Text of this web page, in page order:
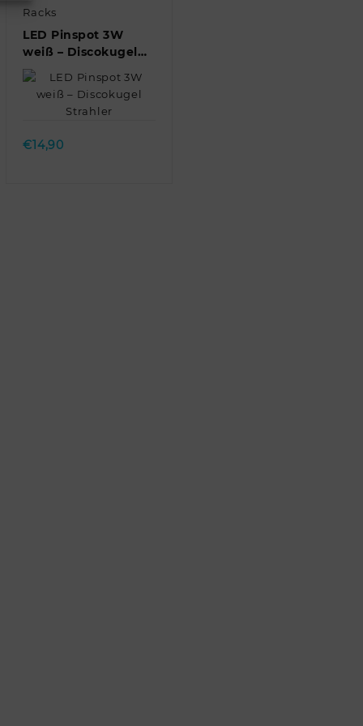
Racks
LED Pinspot 3W
weiß – Discokugel
Strahler
Quick view
€14,90